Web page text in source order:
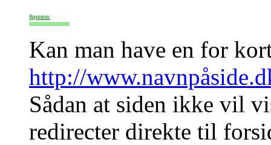
Reputation:
Kan man have en for
http://
Sådan at siden ikke vil
redirecter direkte til